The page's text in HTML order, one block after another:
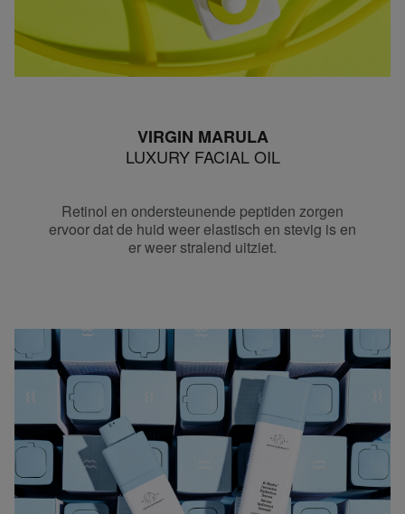
VIRGIN MARULA
LUXURY FACIAL OIL
Retinol en ondersteunende peptiden zorgen
ervoor dat de huid weer elastisch en stevig is en
er weer stralend uitziet.